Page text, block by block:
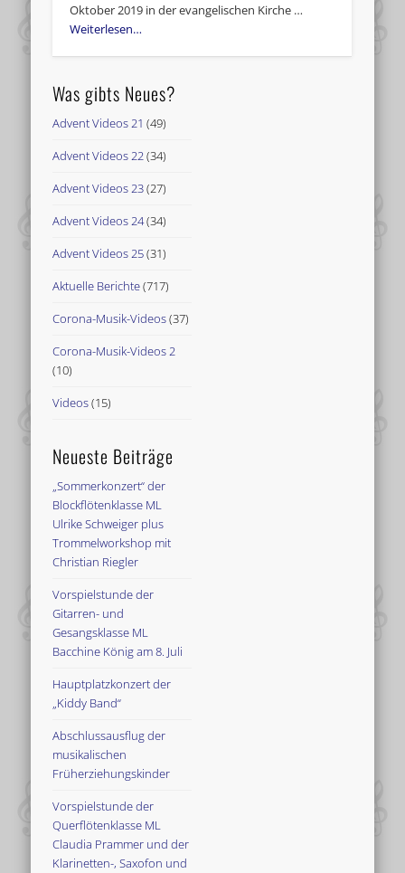
Oktober 2019 in der evangelischen Kirche …
Weiterlesen…
Was gibts Neues?
Advent Videos 21 (49)
Advent Videos 22(34)
Advent Videos 23(27)
Advent Videos 24(34)
Advent Videos 25(31)
Aktuelle Berichte(717)
Corona-Musik-Videos(37)
Corona-Musik-Videos 2
(10)
Videos(15)
Neueste Beiträge
„Sommerkonzert“ der
Blockflötenklasse ML
Ulrike Schweiger plus
Trommelworkshop mit
Christian Riegler
Vorspielstunde der
Gitarren- und
Gesangsklasse ML
Bacchine König am 8. Juli
Hauptplatzkonzert der
„Kiddy Band“
Abschlussausflug der
musikalischen
Früherziehungskinder
Vorspielstunde der
Querflötenklasse ML
Claudia Prammer und der
Klarinetten-, Saxofon und